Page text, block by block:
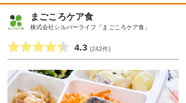
まごころケア食
株式会社シルバーライフ「まごころケア食」
4.3 (242件)